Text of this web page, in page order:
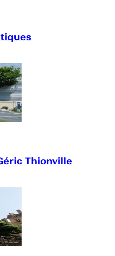
Thionville